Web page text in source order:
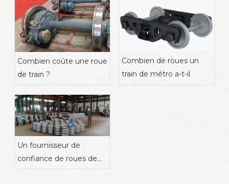
Combien coûte une roue
de train ?
Combien de roues un
train de métro a-t-il
Un fournisseur de
confiance de roues de